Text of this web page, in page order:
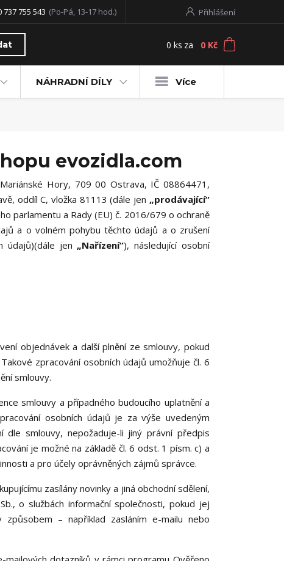
Přihlášení
737 755 543 (Po-Pá, 13-17 hod.)
0 ks za 0 Kč
NÁHRADNÍ DÍLY Více
evozidla.com
Hory, 709 00 Ostrava, IČ 08864471,
oddíl C, vložka 81113(dále jen „prodávající“
parlamentu a Rady (EU) č. 2016/679 o ochraně
a o volném pohybu těchto údajů a o zrušení
údajů)(dále jen „Nařízení“), následující osobní
objednávek a další plnění ze smlouvy, pokud
zpracování osobních údajů umožňuje čl. 6
smlouvy.
smlouvy a případného budoucího uplatnění a
osobních údajů je za výše uvedeným
dle smlouvy, nepožaduje-li jiný právní předpis
je možné na základě čl. 6 odst. 1 písm. c) a
a pro účely oprávněných zájmů správce.
zasílány novinky a jiná obchodní sdělení,
o službách informační společnosti, pokud jej
– například zasláním e-mailu nebo